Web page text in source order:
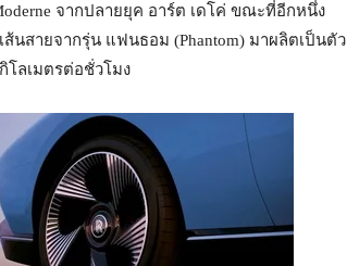
จากปลายยุค อาร์ต เดโค่ ขณะที่อีกหนึ่ง
ส้นสายจากรุ่น แฟนธอม (Phantom) มาผลิตเป็นตัว
โลเมตรต่อชั่วโมง